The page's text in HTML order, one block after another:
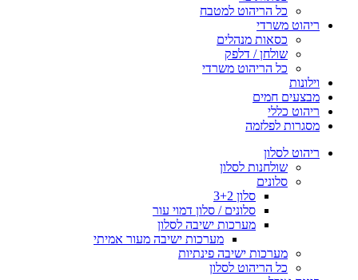
כל הריהוט למטבח
ריהוט משרדי
כסאות מנהלים
שולחן / דלפק
כל הריהוט משרדי
וילונות
מבצעים חמים
ריהוט כללי
מסגרות לפלזמה
ריהוט לסלון
שולחנות לסלון
סלונים
סלון 3+2
סלונים / סלון דמוי עור
מערכות ישיבה לסלון
מערכות ישיבה מעור אמיתי
מערכות ישיבה פינתיות
כל הריהוט לסלון